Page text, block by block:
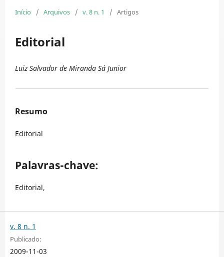
Início / Arquivos / v. 8 n. 1 / Artigos
Editorial
Luiz Salvador de Miranda Sá Junior
Resumo
Editorial
Palavras-chave:
Editorial,
v. 8 n. 1
Publicado:
2009-11-03